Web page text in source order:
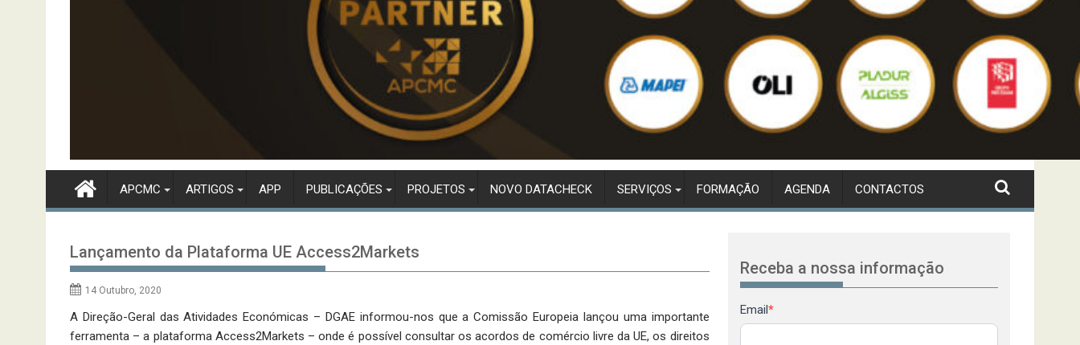
APCMC ARTIGOS APP PUBLICAÇÕES PROJETOS NOVO DATACHECK SERVIÇOS FORMAÇÃO AGENDA CONTACTOS
Lançamento da Plataforma UE Access2Markets
14 Outubro, 2020
A Direção-Geral das Atividades Económicas – DGAE informou-nos que a Comissão Europeia lançou uma importante
ferramenta – a plataforma Access2Markets – onde é possível consultar os acordos de comércio livre da UE, os direitos
Receba a nossa informação
Newsletter
Email *